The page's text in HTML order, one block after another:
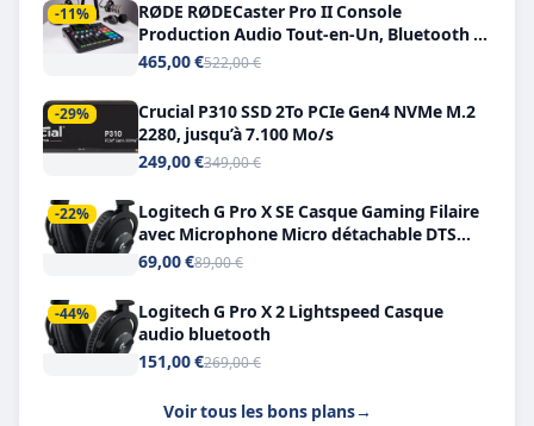
-11%
RØDE RØDECaster Pro II Console
Production Audio Tout-en-Un, Bluetooth et
Double USB-C
465,00 €522,00 €
-29%
Crucial P310 SSD 2To PCIe Gen4 NVMe M.2
2280, jusqu’à 7.100 Mo/s
249,00 €349,00 €
-22%
Logitech G Pro X SE Casque Gaming Filaire
avec Microphone Micro détachable DTS
Headphone X 7.1
69,00 €89,00 €
-44%
Logitech G Pro X 2 Lightspeed Casque
audio bluetooth
151,00 €269,00 €
Voir tous les bons plans→